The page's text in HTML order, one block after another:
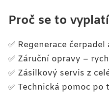
Proč se to
✅ Regenerace
✅ Záruční opravy –
✅ Zásilkový servis z
✅ Technická pomoc po